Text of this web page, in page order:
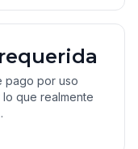
pago por uso
que realmente